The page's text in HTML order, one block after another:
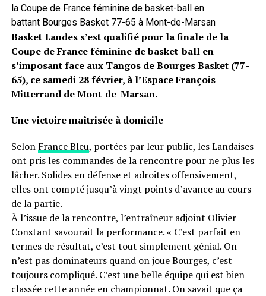
la Coupe de France féminine de basket-ball en
battant Bourges Basket 77-65 à Mont-de-Marsan
Basket Landes s’est qualifié pour la finale de la
Coupe de France féminine de basket-ball en
s’imposant face aux Tangos de Bourges Basket (77-
65), ce samedi 28 février, à l’Espace François
Mitterrand de Mont-de-Marsan.
Une victoire maîtrisée à domicile
Selon France Bleu, portées par leur public, les Landaises
ont pris les commandes de la rencontre pour ne plus les
lâcher. Solides en défense et adroites offensivement,
elles ont compté jusqu’à vingt points d’avance au cours
de la partie.
À l’issue de la rencontre, l’entraîneur adjoint Olivier
Constant savourait la performance. « C’est parfait en
termes de résultat, c’est tout simplement génial. On
n’est pas dominateurs quand on joue Bourges, c’est
toujours compliqué. C’est une belle équipe qui est bien
classée cette année en championnat. On savait que ça